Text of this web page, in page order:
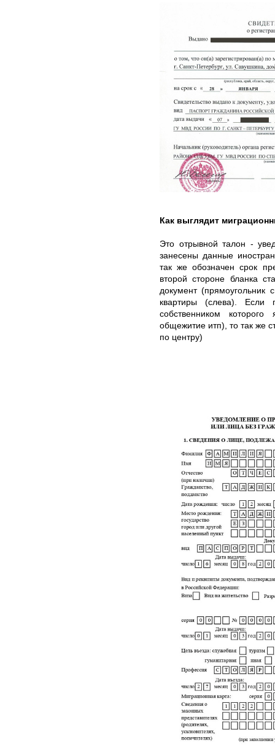
Как выглядит
Это отрывной талон -
занесены данные
так же обозначен срок
второй стороне бланка
документ (прямоугольник
квартиры (слева). Если
собственником которого
общежитие итп), то так же
по центру)